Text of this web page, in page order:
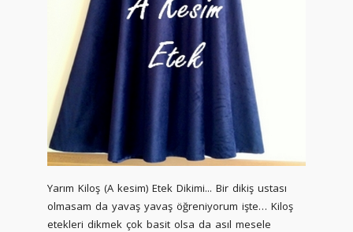
Yarım Kiloş (A kesim) Etek Dikimi... Bir dikiş ustası
olmasam da yavaş yavaş öğreniyorum işte… Kiloş
etekleri dikmek çok basit olsa da asıl mesele